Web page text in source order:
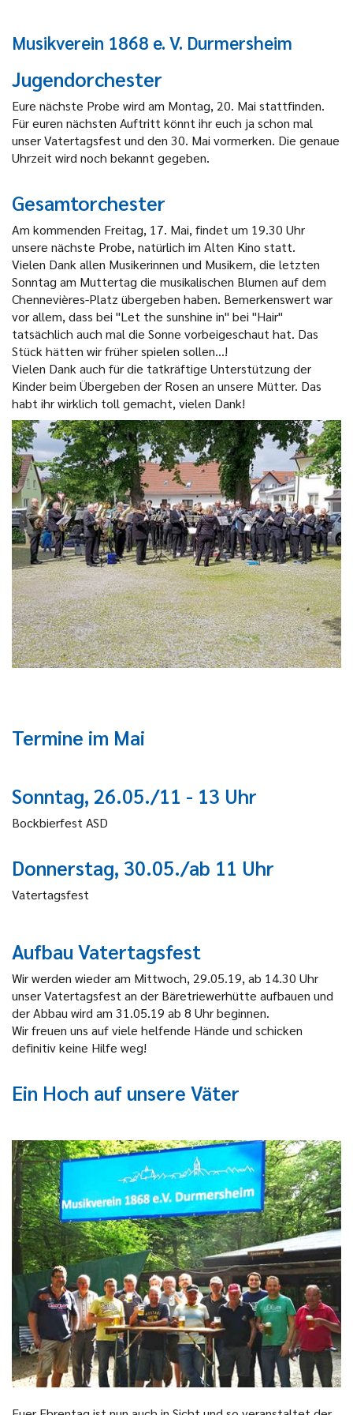
Musikverein 1868 e. V. Durmersheim
Jugendorchester
Eure nächste Probe wird am Montag, 20. Mai stattfinden.
Für euren nächsten Auftritt könnt ihr euch ja schon mal
unser Vatertagsfest und den 30. Mai vormerken. Die genaue
Uhrzeit wird noch bekannt gegeben.
Gesamtorchester
Am kommenden Freitag, 17. Mai, findet um 19.30 Uhr
unsere nächste Probe, natürlich im Alten Kino statt.
Vielen Dank allen Musikerinnen und Musikern, die letzten
Sonntag am Muttertag die musikalischen Blumen auf dem
Chennevières-Platz übergeben haben. Bemerkenswert war
vor allem, dass bei "Let the sunshine in" bei "Hair"
tatsächlich auch mal die Sonne vorbeigeschaut hat. Das
Stück hätten wir früher spielen sollen...!
Vielen Dank auch für die tatkräftige Unterstützung der
Kinder beim Übergeben der Rosen an unsere Mütter. Das
habt ihr wirklich toll gemacht, vielen Dank!
Termine im Mai
Sonntag, 26.05./11 - 13 Uhr
Bockbierfest ASD
Donnerstag, 30.05./ab 11 Uhr
Vatertagsfest
Aufbau Vatertagsfest
Wir werden wieder am Mittwoch, 29.05.19, ab 14.30 Uhr
unser Vatertagsfest an der Bäretriewerhütte aufbauen und
der Abbau wird am 31.05.19 ab 8 Uhr beginnen.
Wir freuen uns auf viele helfende Hände und schicken
definitiv keine Hilfe weg!
Ein Hoch auf unsere Väter